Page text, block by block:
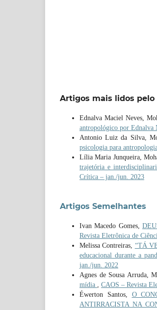
Artigos mais lidos pelo
Ednalva Maciel Neves,
antropológico por Ednalva
Antonio Luiz da Silva,
psicologia para
Lília Maria Junqueira,
trajetória e
Crítica – jan./jun. 2023
Artigos Semelhantes
Ivan Macedo Gomes,
Revista Eletrônica de
Melissa Contreiras, “TÁ
educacional durante a
jan./jun. 2022
Agnes de Sousa Arruda,
mídia , CAOS – Revista
Éwerton Santos, O
ANTIRRACISTA NA